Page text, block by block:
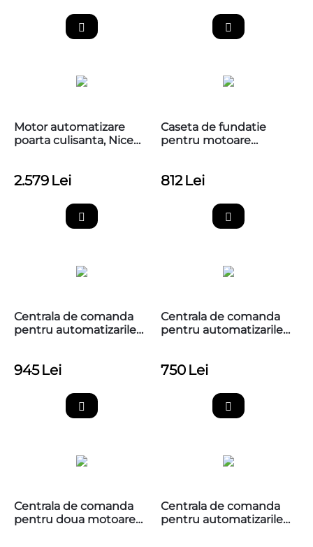
Motor automatizare
poarta culisanta, Nice
2.579 Lei
Caseta de fundatie
pentru motoare
812 Lei
Centrala de comanda
pentru automatizarile
945 Lei
Centrala de comanda
pentru automatizarile
750 Lei
Centrala de comanda
pentru doua motoare
Centrala de comanda
pentru automatizarile